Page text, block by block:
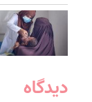
دیدگاه